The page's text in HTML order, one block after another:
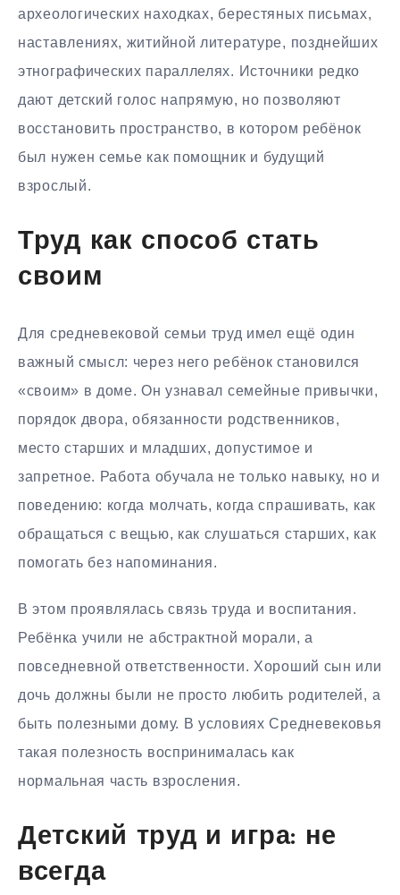
археологических находках, берестяных письмах,
наставлениях, житийной литературе, позднейших
этнографических параллелях. Источники редко
дают детский голос напрямую, но позволяют
восстановить пространство, в котором ребёнок
был нужен семье как помощник и будущий
взрослый.
Труд как способ стать
своим
Для средневековой семьи труд имел ещё один
важный смысл: через него ребёнок становился
«своим» в доме. Он узнавал семейные привычки,
порядок двора, обязанности родственников,
место старших и младших, допустимое и
запретное. Работа обучала не только навыку, но и
поведению: когда молчать, когда спрашивать, как
обращаться с вещью, как слушаться старших, как
помогать без напоминания.
В этом проявлялась связь труда и воспитания.
Ребёнка учили не абстрактной морали, а
повседневной ответственности. Хороший сын или
дочь должны были не просто любить родителей, а
быть полезными дому. В условиях Средневековья
такая полезность воспринималась как
нормальная часть взросления.
Детский труд и игра: не
всегда